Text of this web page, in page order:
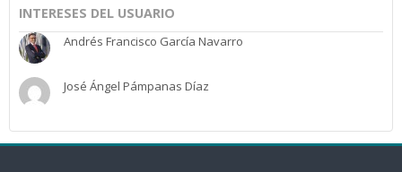
INTERESES DEL USUARIO
Andrés Francisco García Navarro
José Ángel Pámpanas Díaz